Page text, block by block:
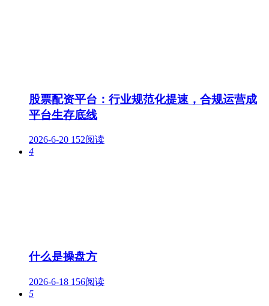
股票配资平台：行业规范化提速，合规运营成
平台生存底线
2026-6-20 152阅读
4
什么是操盘方
2026-6-18 156阅读
5